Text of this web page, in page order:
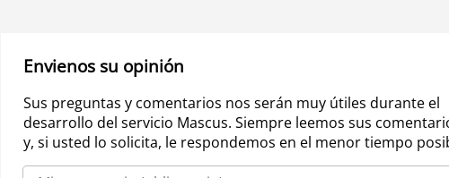
Envienos su opinión
Sus preguntas y comentarios nos serán muy útiles durante el
desarrollo del servicio Mascus. Siempre leemos sus
y, si usted lo solicita, le respondemos en el menor tiempo